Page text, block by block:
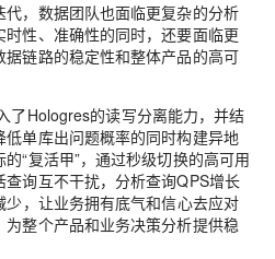
，数据团队也面临更复杂的分析
性、准确性的同时，还要面临更
链路的稳定性和整体产品的高可
了Hologres的读写分离能力，并结
单库出问题概率的同时构建异地
“复活甲”，通过秒级切换的高可用
询互不干扰，分析查询QPS增长
，让业务拥有底气和信心去应对
整个产品和业务决策分析提供稳